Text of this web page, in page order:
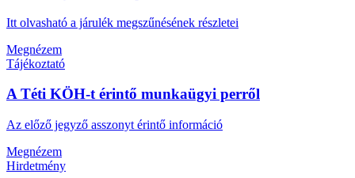
Itt olvasható a járulék megszűnésének részletei
Megnézem
Tájékoztató
A Téti KÖH-t érintő munkaügyi perről
Az előző jegyző asszonyt érintő információ
Megnézem
Hirdetmény